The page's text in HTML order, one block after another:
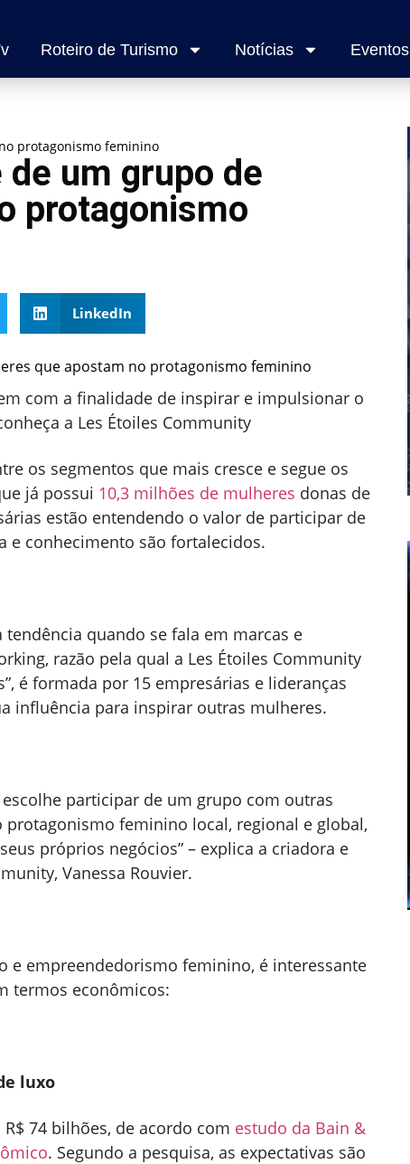
Roteiro de Turismo Notícias Eventos
protagonismo feminino
um grupo de
protagonismo
LinkedIn
com a finalidade de inspirar e impulsionar o
a Les Étoiles Community
os segmentos que mais cresce e segue os
já possui 10,3 milhões de mulheres donas de
estão entendendo o valor de participar de
e conhecimento são fortalecidos.
quando se fala em marcas e
razão pela qual a Les Étoiles Community
é formada por 15 empresárias e lideranças
influência para inspirar outras mulheres.
participar de um grupo com outras
feminino local, regional e global,
próprios negócios” – explica a criadora e
Vanessa Rouvier.
e empreendedorismo feminino, é interessante
termos econômicos:
luxo
74 bilhões, de acordo com estudo da Bain &
. Segundo a pesquisa, as expectativas são